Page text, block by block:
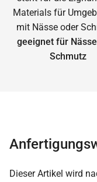
geeignet für
Schmutz
Dieser Artikel wird